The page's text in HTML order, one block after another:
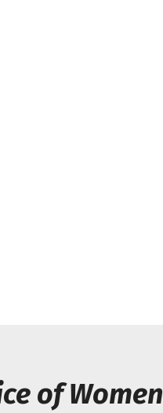
of Women